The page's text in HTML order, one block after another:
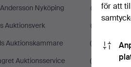
Nyköping
(2)
Auktionsverk
(2)
Auktionskammare
(5)
Auktionsservice
(4)
för att